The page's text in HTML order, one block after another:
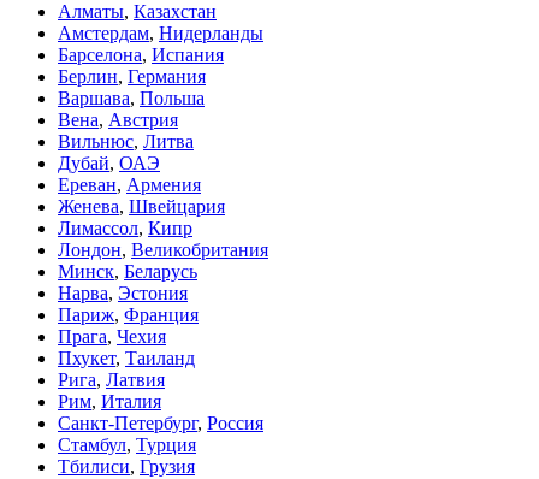
Алматы, Казахстан
Амстердам, Нидерланды
Барселона, Испания
Берлин, Германия
Варшава, Польша
Вена, Австрия
Вильнюс, Литва
Дубай, ОАЭ
Ереван, Армения
Женева, Швейцария
Лимассол, Кипр
Лондон, Великобритания
Минск, Беларусь
Нарва, Эстония
Париж, Франция
Прага, Чехия
Пхукет, Таиланд
Рига, Латвия
Рим, Италия
Санкт-Петербург, Россия
Стамбул, Турция
Тбилиси, Грузия